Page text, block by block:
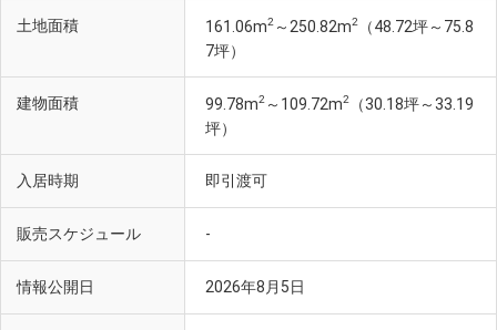
土地面積 161.06m2 ～250.82m2
（48.72坪～75.8
7坪）
建物面積 99.78m2 ～109.72m2
（30.18坪～33.19
坪）
入居時期 即引渡可
販売スケジュール -
情報公開日 2026年8月5日